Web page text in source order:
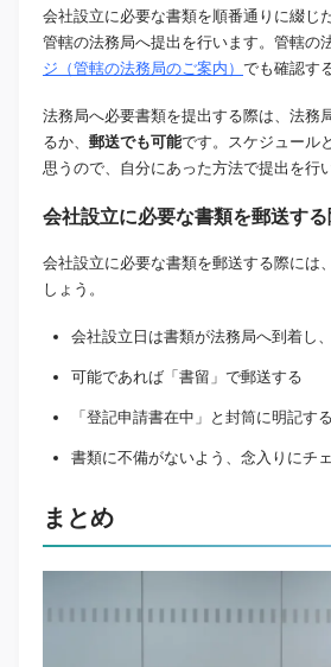
会社設立に必要な書類を順番通りに綴じ
管轄の法務局へ提出を行います。管轄の
ジ（管轄の法務局のご案内） でも確認す
法務局へ必要書類を提出する際は、法務
るか、 郵送でも可能です。スケジュール
思うので、自分にあった方法で提出を行
会社設立に必要な書類を郵送す
会社設立に必要な書類を郵送する際には
しょう。
会社設立日は書類が法務局へ到着し
可能であれば「書留」で郵送する
「登記申請書在中」と封筒に明記する
書類に不備がないよう、念入りにチ
まとめ